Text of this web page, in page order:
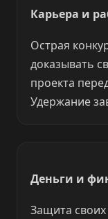
Карьера и
Острая
доказывать
проекта
Удержание
Деньги и
Защита